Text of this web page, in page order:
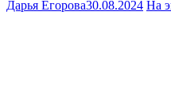
Дарья Егорова30.08.2024 На